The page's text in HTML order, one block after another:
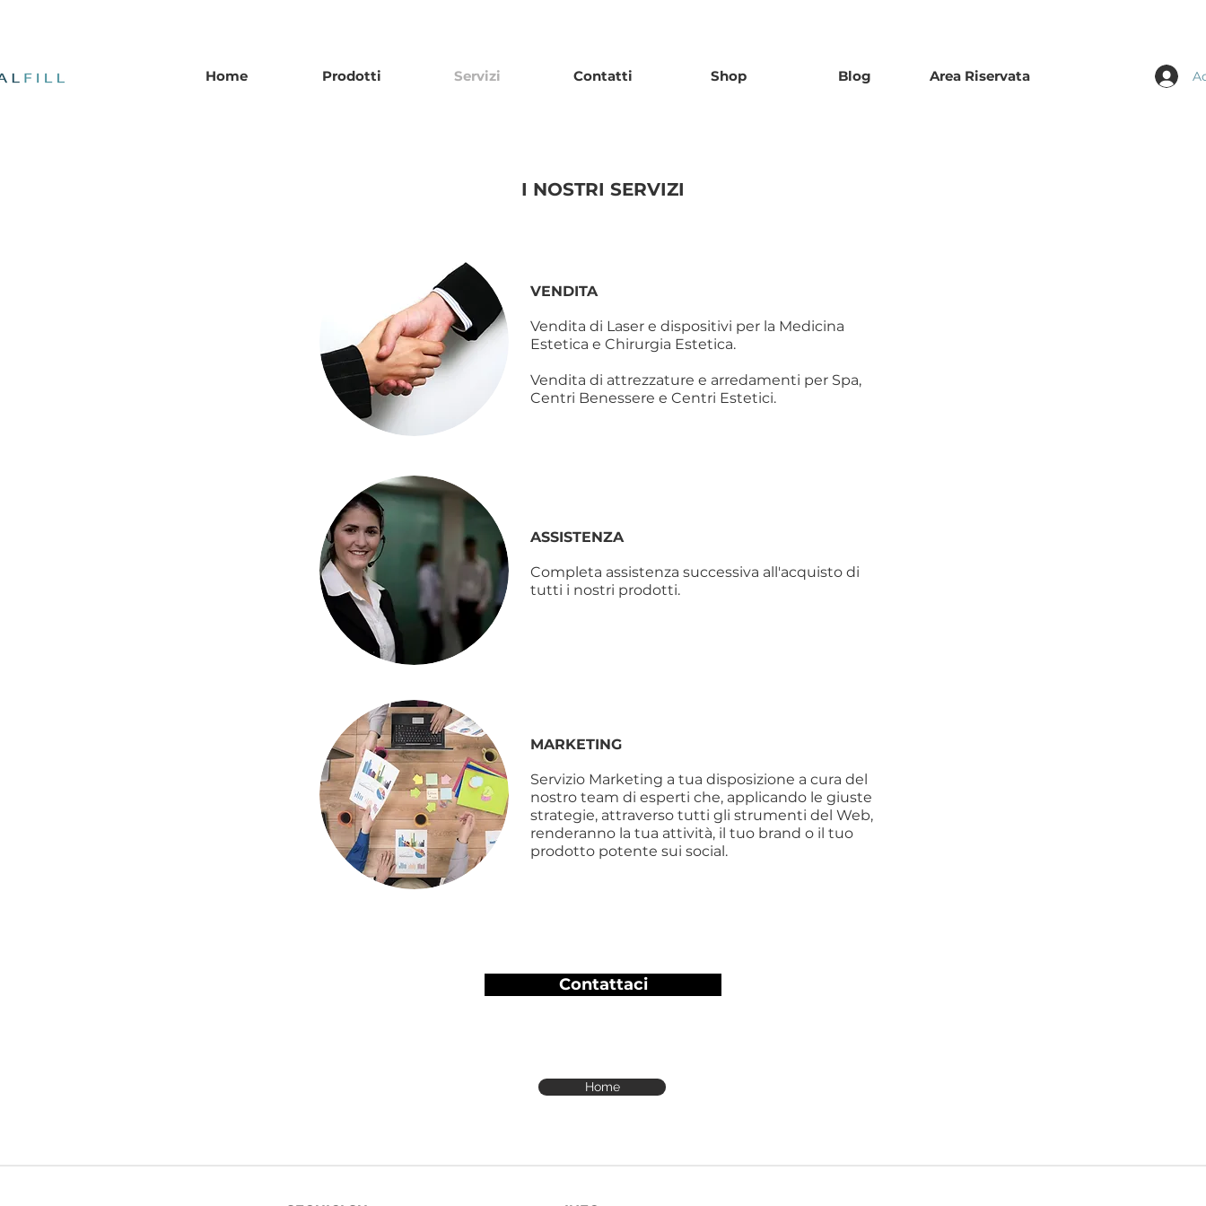
Home Prodotti Servizi Contatti Shop Blog Area Riservata
I NOSTRI SERVIZI
VENDITA
Vendita di Laser e dispositivi per la Medicina
Estetica e Chirurgia Estetica.
Vendita di attrezzature e arredamenti per Spa,
Centri Benessere e Centri Estetici.
ASSISTENZA
Completa assistenza successiva all'acquisto di
tutti i nostri prodotti.
MARKETING
Servizio Marketing a tua disposizione a cura del
nostro team di esperti che, applicando le giuste
strategie, attraverso tutti gli strumenti del Web,
renderanno la tua attività, il tuo brand o il tuo
prodotto potente sui social.
Contattaci
Home